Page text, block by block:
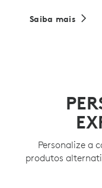
Saiba mais
Personalize a
produtos